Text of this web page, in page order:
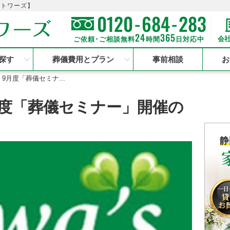
ワーズ】
0120-684-283
ご依頼･ご相談無料24時間365 日対応中 会
す 葬儀費用とプラン 事前相談
月度「葬儀セミナ...
「葬儀セミナー」開催の